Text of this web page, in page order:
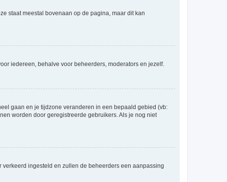
staat meestal bovenaan op de pagina, maar dit kan
iedereen, behalve voor beheerders, moderators en jezelf.
gaan en je tijdzone veranderen in een bepaald gebied (vb:
worden door geregistreerde gebruikers. Als je nog niet
ingesteld en zullen de beheerders een aanpassing